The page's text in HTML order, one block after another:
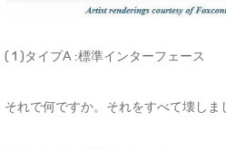
( 1 )タイプA :標準インターフェース
それで何ですか。それをすべて壊しま